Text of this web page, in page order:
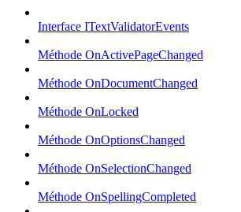
Interface ITextValidatorEvents
Méthode OnActivePageChanged
Méthode OnDocumentChanged
Méthode OnLocked
Méthode OnOptionsChanged
Méthode OnSelectionChanged
Méthode OnSpellingCompleted